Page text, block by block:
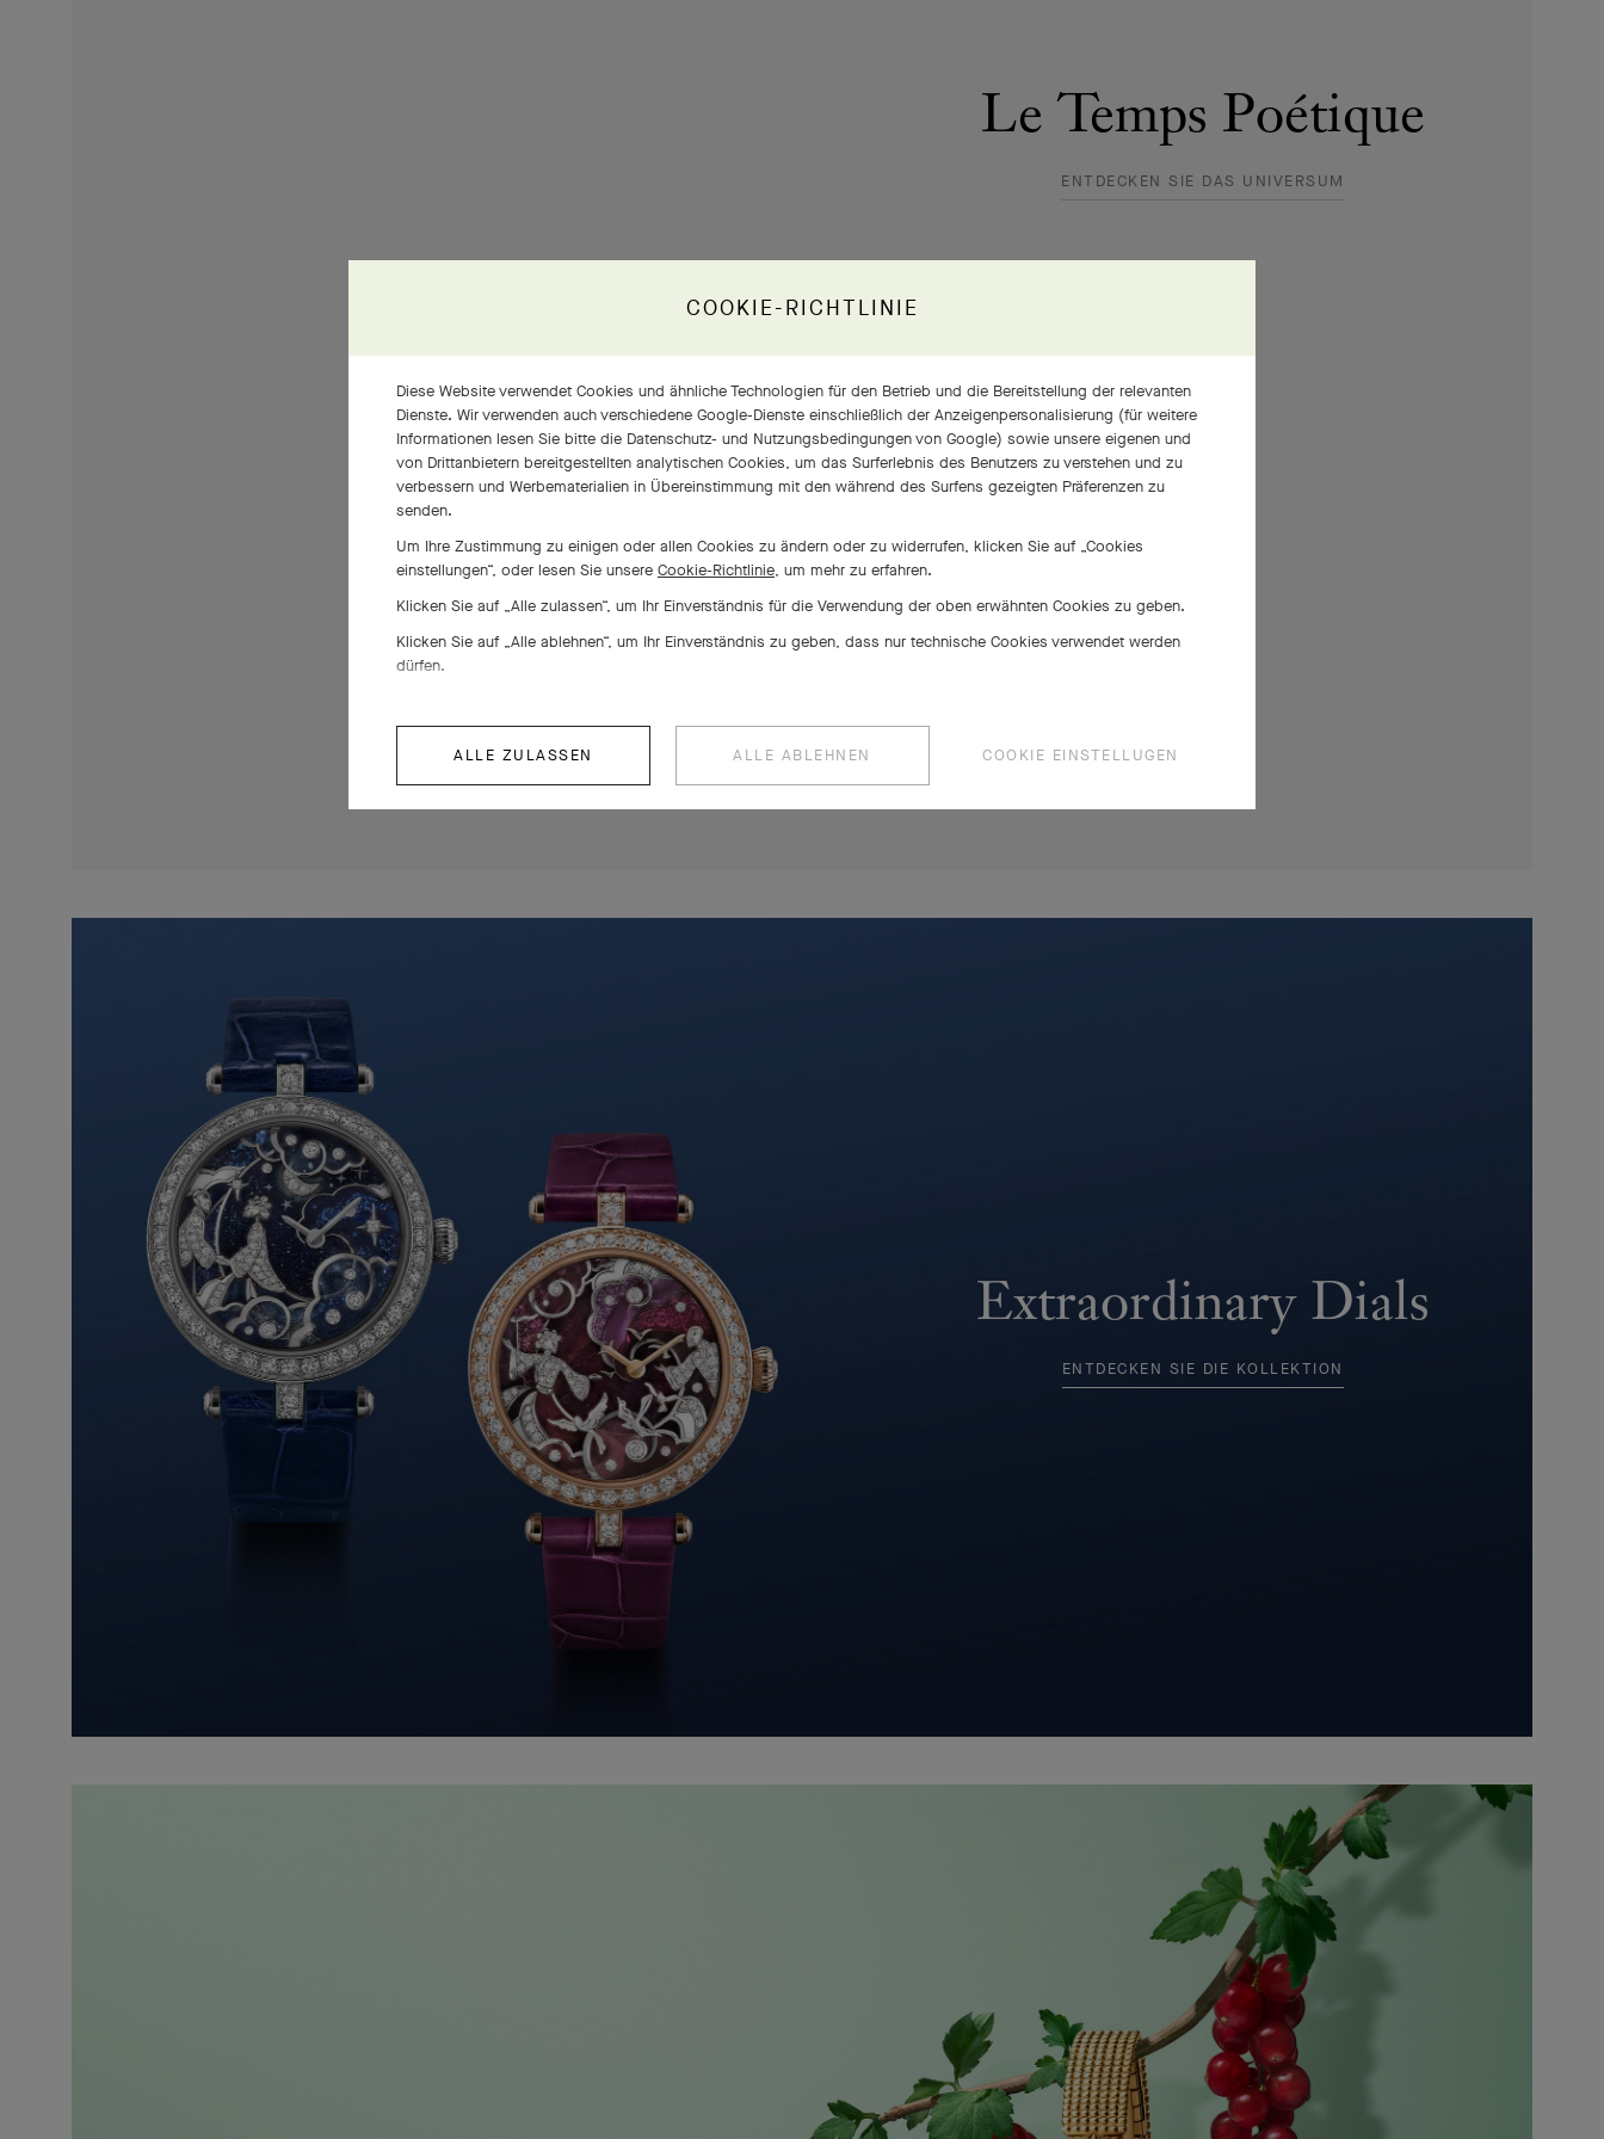
Extraordinary Dials
COOKIE-RICHTLINIE
Diese Website verwendet Cookies und ähnliche Technologien für den Betrieb und die Bereitstellung der relevanten
Dienste. Wir verwenden auch verschiedene Google-Dienste einschließlich der Anzeigenpersonalisierung (für weitere
Informationen lesen Sie bitte die Datenschutz- und Nutzungsbedingungen von Google) sowie unsere eigenen und
von Drittanbietern bereitgestellten analytischen Cookies, um das Surferlebnis des Benutzers zu verstehen und zu
verbessern und Werbematerialien in Übereinstimmung mit den während des Surfens gezeigten Präferenzen zu
senden.
Um Ihre Zustimmung zu einigen oder allen Cookies zu ändern oder zu widerrufen, klicken Sie auf „Cookies
einstellungen“, oder lesen Sie unsere Cookie-Richtlinie, um mehr zu erfahren.
Klicken Sie auf „Alle zulassen“, um Ihr Einverständnis für die Verwendung der oben erwähnten Cookies zu geben.
Klicken Sie auf „Alle ablehnen“, um Ihr Einverständnis zu geben, dass nur technische Cookies verwendet werden
dürfen.
ALLE ZULASSEN ALLE ABLEHNEN COOKIE EINSTELLUGEN